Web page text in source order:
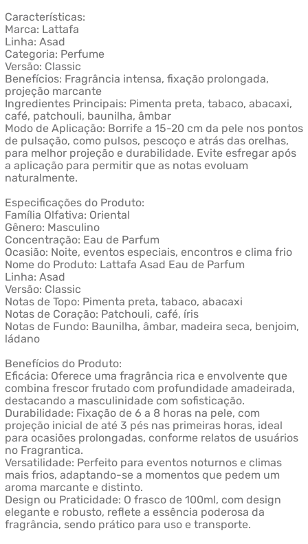
Características:
Marca: Lattafa
Linha: Asad
Categoria: Perfume
Versão: Classic
Benefícios: Fragrância intensa, fixação prolongada,
projeção marcante
Ingredientes Principais: Pimenta preta, tabaco, abacaxi,
café, patchouli, baunilha, âmbar
Modo de Aplicação: Borrife a 15-20 cm da pele nos pontos
de pulsação, como pulsos, pescoço e atrás das orelhas,
para melhor projeção e durabilidade. Evite esfregar após
a aplicação para permitir que as notas evoluam
naturalmente.
Especificações do Produto:
Família Olfativa: Oriental
Gênero: Masculino
Concentração: Eau de Parfum
Ocasião: Noite, eventos especiais, encontros e clima frio
Nome do Produto: Lattafa Asad Eau de Parfum
Linha: Asad
Versão: Classic
Notas de Topo: Pimenta preta, tabaco, abacaxi
Notas de Coração: Patchouli, café, íris
Notas de Fundo: Baunilha, âmbar, madeira seca, benjoim,
ládano
Benefícios do Produto:
Eficácia: Oferece uma fragrância rica e envolvente que
combina frescor frutado com profundidade amadeirada,
destacando a masculinidade com sofisticação.
Durabilidade: Fixação de 6 a 8 horas na pele, com
projeção inicial de até 3 pés nas primeiras horas, ideal
para ocasiões prolongadas, conforme relatos de usuários
no Fragrantica.
Versatilidade: Perfeito para eventos noturnos e climas
mais frios, adaptando-se a momentos que pedem um
aroma marcante e distinto.
Design ou Praticidade: O frasco de 100ml, com design
elegante e robusto, reflete a essência poderosa da
fragrância, sendo prático para uso e transporte.